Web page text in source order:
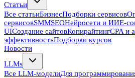
Статьи
Все статьиБизнесПодборки сервисов
сервисовSMMSEOНейросети и ИИE-
UIСоздание сайтовКопирайтингCPA и
эффективностьПодборки курсов
Новости
LLMs
Все LLM-моделиДля